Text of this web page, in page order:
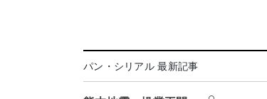
パン・シリアル 最新記事